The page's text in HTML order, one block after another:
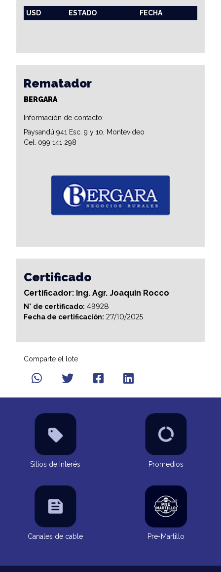
USD ESTADO FECHA
Rematador
BERGARA
Información de contacto:
Paysandú 941 Esc. 9 y 10, Montevideo
Cel. 099 141 298
Certificado
Certificador: Ing. Agr. Joaquin Rocco
N° de certificado: 49928
Fecha de certificación: 27/10/2025
Comparte el lote
Sitios de Interés Promedios
Canales de cable Pre-Martillo